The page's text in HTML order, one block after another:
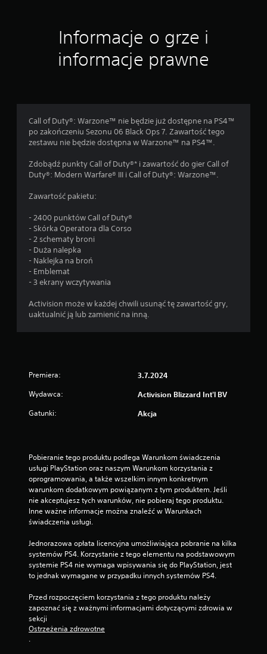
Informacje o grze i
informacje prawne
Call of Duty®: Warzone™ nie będzie już dostępne na PS4™
po zakończeniu Sezonu 06 Black Ops 7. Zawartość tego
zestawu nie będzie dostępna w Warzone™ na PS4™.
Zdobądź punkty Call of Duty®* i zawartość do gier Call of
Duty®: Modern Warfare® III i Call of Duty®: Warzone™.
Zawartość pakietu:
- 2400 punktów Call of Duty®
- Skórka Operatora dla Corso
- 2 schematy broni
- Duża nalepka
- Naklejka na broń
- Emblemat
- 3 ekrany wczytywania
Activision może w każdej chwili usunąć tę zawartość gry,
uaktualnić ją lub zamienić na inną.
Premiera: 3.7.2024
Wydawca: Activision Blizzard Int'l BV
Gatunki: Akcja
Pobieranie tego produktu podlega Warunkom świadczenia
usługi PlayStation oraz naszym Warunkom korzystania z
oprogramowania, a także wszelkim innym konkretnym
warunkom dodatkowym powiązanym z tym produktem. Jeśli
nie akceptujesz tych warunków, nie pobieraj tego produktu.
Inne ważne informacje można znaleźć w Warunkach
świadczenia usługi.
Jednorazowa opłata licencyjna umożliwiająca pobranie na kilka
systemów PS4. Korzystanie z tego elementu na podstawowym
systemie PS4 nie wymaga wpisywania się do PlayStation, jest
to jednak wymagane w przypadku innych systemów PS4.
Przed rozpoczęciem korzystania z tego produktu należy
zapoznać się z ważnymi informacjami dotyczącymi zdrowia w
sekcji
Ostrzeżenia zdrowotne
.